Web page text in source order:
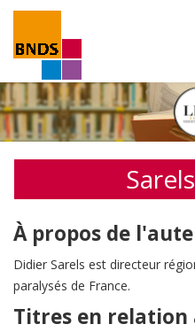
À propos de
Didier Sarels est directeur
paralysés de France.
Titres en